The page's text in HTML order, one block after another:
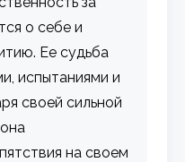
о себе и
Ее судьба
испытаниями и
своей сильной
на своем